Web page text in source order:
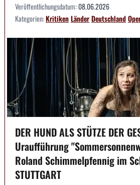
Veröffentlichungsdatum:08.06.2026
Kategorien:KritikenLänderDeutschland
DER HUND ALS STÜTZE DER
Uraufführung
Roland Schimmelpfennig im
STUTTGART